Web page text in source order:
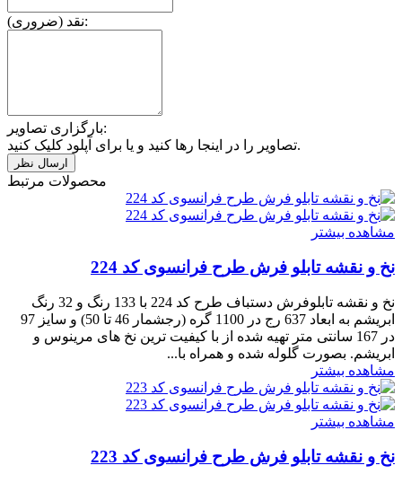
نقد (ضروری):
بارگزاری تصاویر:
تصاویر را در اینجا رها کنید و یا برای آپلود کلیک کنید.
محصولات مرتبط
مشاهده بیشتر
نخ و نقشه تابلو فرش طرح فرانسوی کد 224
نخ و نقشه تابلوفرش دستباف طرح کد 224 با 133 رنگ و 32 رنگ
ابریشم به ابعاد 637 رج در 1100 گره (رجشمار 46 تا 50) و سایز 97
در 167 سانتی متر تهیه شده از با کیفیت ترین نخ های مرینوس و
ابریشم. بصورت گلوله شده و همراه با...
مشاهده بیشتر
مشاهده بیشتر
نخ و نقشه تابلو فرش طرح فرانسوی کد 223